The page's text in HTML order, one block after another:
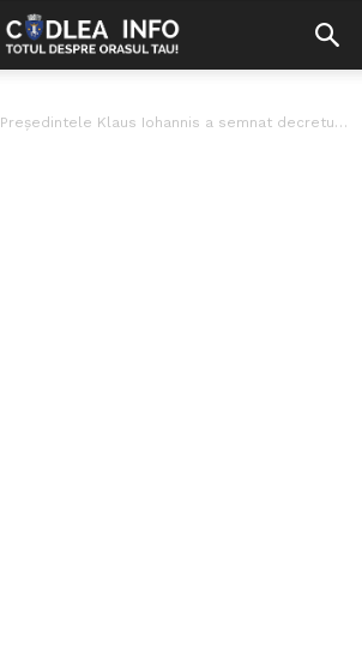
Președintele Klaus Iohannis a semnat decretul de numire în funcția de ministru...